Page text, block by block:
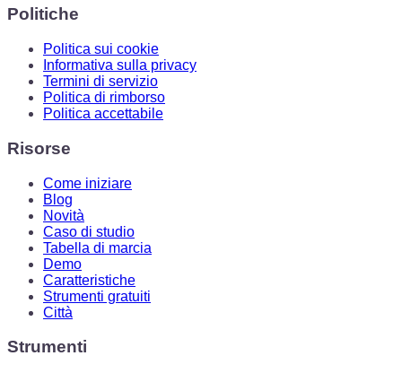
Politiche
Politica sui cookie
Informativa sulla privacy
Termini di servizio
Politica di rimborso
Politica accettabile
Risorse
Come iniziare
Blog
Novità
Caso di studio
Tabella di marcia
Demo
Caratteristiche
Strumenti gratuiti
Città
Strumenti